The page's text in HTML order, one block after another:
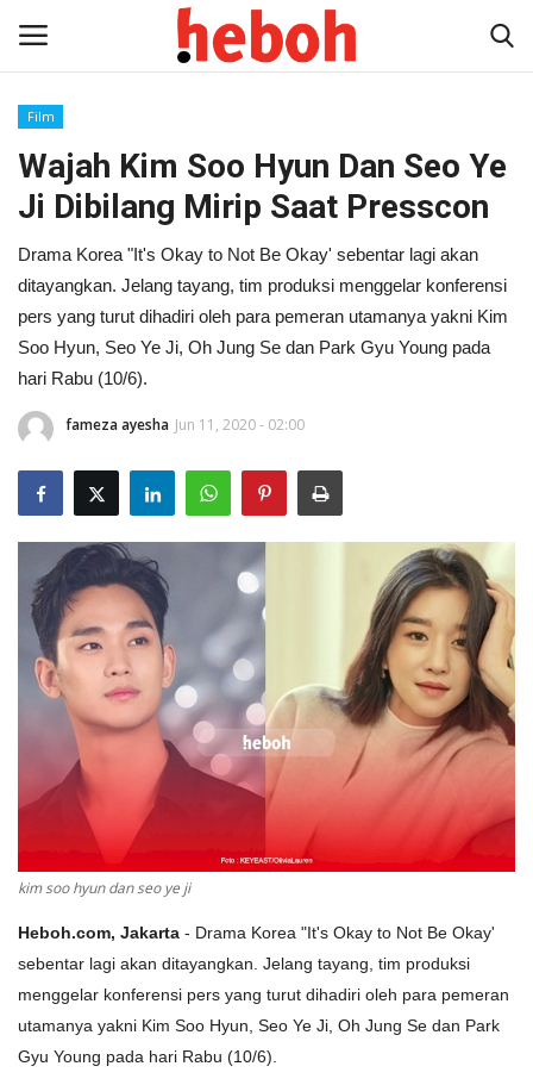
Home
Entertainment
Lifestyle
Video
News
Film
Wajah Kim Soo Hyun Dan Seo Ye
Ji Dibilang Mirip Saat Presscon
Drama Korea "It's Okay to Not Be Okay' sebentar lagi akan
ditayangkan. Jelang tayang, tim produksi menggelar konferensi
pers yang turut dihadiri oleh para pemeran utamanya yakni Kim
Soo Hyun, Seo Ye Ji, Oh Jung Se dan Park Gyu Young pada
hari Rabu (10/6).
fameza ayesha Jun 11, 2020 - 02:00
kim soo hyun dan seo ye ji
Heboh.com, Jakarta - Drama Korea "It's Okay to Not Be Okay'
sebentar lagi akan ditayangkan. Jelang tayang, tim produksi
menggelar konferensi pers yang turut dihadiri oleh para pemeran
utamanya yakni Kim Soo Hyun, Seo Ye Ji, Oh Jung Se dan Park
Gyu Young pada hari Rabu (10/6).